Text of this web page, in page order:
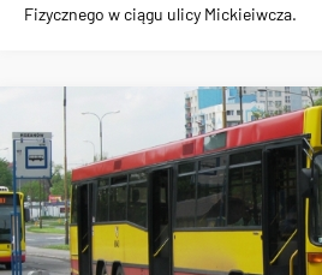
Fizycznego w ciągu ulicy Mickieiwcza.